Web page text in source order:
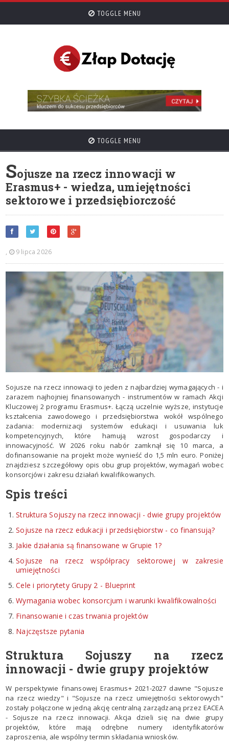
TOGGLE MENU
TOGGLE MENU
Sojusze na rzecz innowacji w
Erasmus+ - wiedza, umiejętności
sektorowe i przedsiębiorczość
, 9 lipca 2026
​Sojusze na rzecz innowacji to jeden z najbardziej wymagających - i
zarazem najhojniej finansowanych - instrumentów w ramach Akcji
Kluczowej 2 programu Erasmus+. Łączą uczelnie wyższe, instytucje
kształcenia zawodowego i przedsiębiorstwa wokół wspólnego
zadania: modernizacji systemów edukacji i usuwania luk
kompetencyjnych, które hamują wzrost gospodarczy i
innowacyjność. W 2026 roku nabór zamknął się 10 marca, a
dofinansowanie na projekt może wynieść do 1,5 mln euro. Poniżej
znajdziesz szczegółowy opis obu grup projektów, wymagań wobec
konsorcjów i zakresu działań kwalifikowanych.
Spis treści
Struktura Sojuszy na rzecz innowacji - dwie grupy projektów
Sojusze na rzecz edukacji i przedsiębiorstw - co finansują?
Jakie działania są finansowane w Grupie 1?
Sojusze na rzecz współpracy sektorowej w zakresie
umiejętności
Cele i priorytety Grupy 2 - Blueprint
Wymagania wobec konsorcjum i warunki kwalifikowalności
Finansowanie i czas trwania projektów
Najczęstsze pytania
Struktura Sojuszy na rzecz
innowacji - dwie grupy projektów
W perspektywie finansowej Erasmus+ 2021-2027 dawne "Sojusze
na rzecz wiedzy" i "Sojusze na rzecz umiejętności sektorowych"
zostały połączone w jedną akcję centralną zarządzaną przez EACEA
- Sojusze na rzecz innowacji. Akcja dzieli się na dwie grupy
projektów, które mają odrębne numery identyfikatorów
zaproszenia, ale wspólny termin składania wniosków.